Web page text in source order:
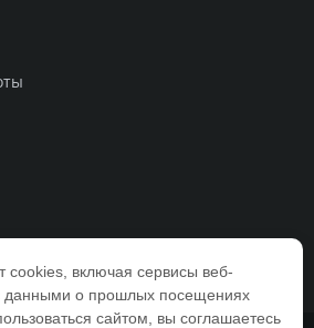
cookies, включая сервисы веб-
данными о прошлых посещениях
сайтом, вы соглашаетесь